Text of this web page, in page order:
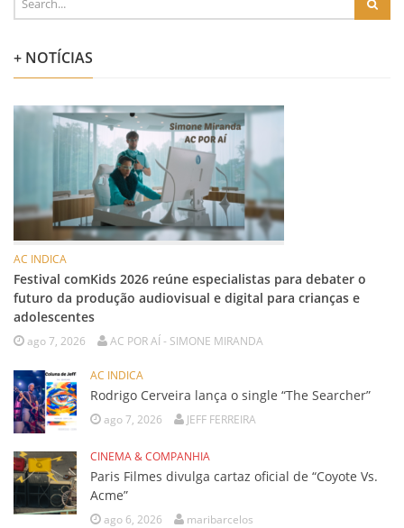
+ NOTÍCIAS
AC INDICA
Festival comKids 2026 reúne especialistas para debater o
futuro da produção audiovisual e digital para crianças e
adolescentes
ago 7, 2026 AC POR AÍ - SIMONE MIRANDA
AC INDICA
Rodrigo Cerveira lança o single “The Searcher”
ago 7, 2026 JEFF FERREIRA
CINEMA & COMPANHIA
Paris Filmes divulga cartaz oficial de “Coyote Vs.
Acme”
ago 6, 2026 maribarcelos